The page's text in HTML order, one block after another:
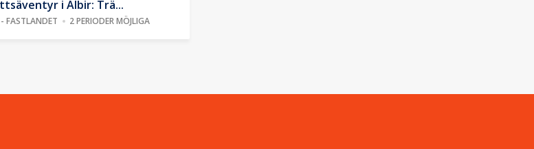
i Albir: Trä...
FASTLANDET 2 PERIODER MÖJLIGA